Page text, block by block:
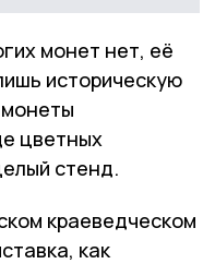
монет нет, её
историческую
цветных
стенд.
краеведческом
как